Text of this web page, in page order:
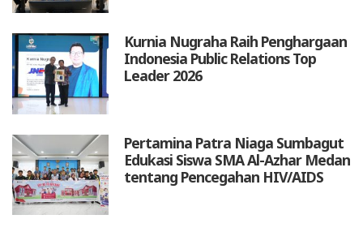
Kurnia Nugraha Raih Penghargaan
Indonesia Public Relations Top
Leader 2026
Pertamina Patra Niaga Sumbagut
Edukasi Siswa SMA Al-Azhar Medan
tentang Pencegahan HIV/AIDS